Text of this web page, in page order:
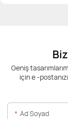
Geniş
için e -
Ad Soyad